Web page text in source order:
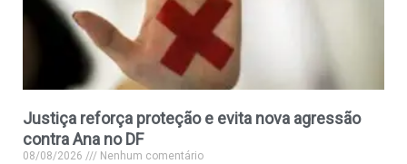
Justiça reforça proteção e evita nova agressão
contra Ana no DF
08/08/2026 Nenhum comentário